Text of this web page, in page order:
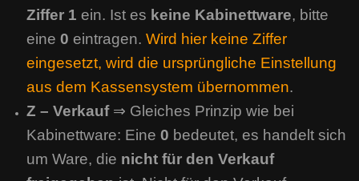
Ziffer 1 ein. Ist es keine Kabinettware, bitte
eine 0 eintragen. Wird hier keine Ziffer
eingesetzt, wird die ursprüngliche Einstellung
aus dem Kassensystem übernommen.
Z – Verkauf⇒ Gleiches Prinzip wie bei
Kabinettware: Eine 0 bedeutet, es handelt sich
um Ware, die nicht für den Verkauf